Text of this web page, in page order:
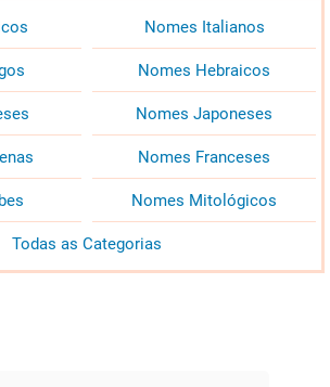
Nomes Italianos
Nomes Hebraicos
Nomes Japoneses
Nomes Franceses
Nomes Mitológicos
Todas as Categorias